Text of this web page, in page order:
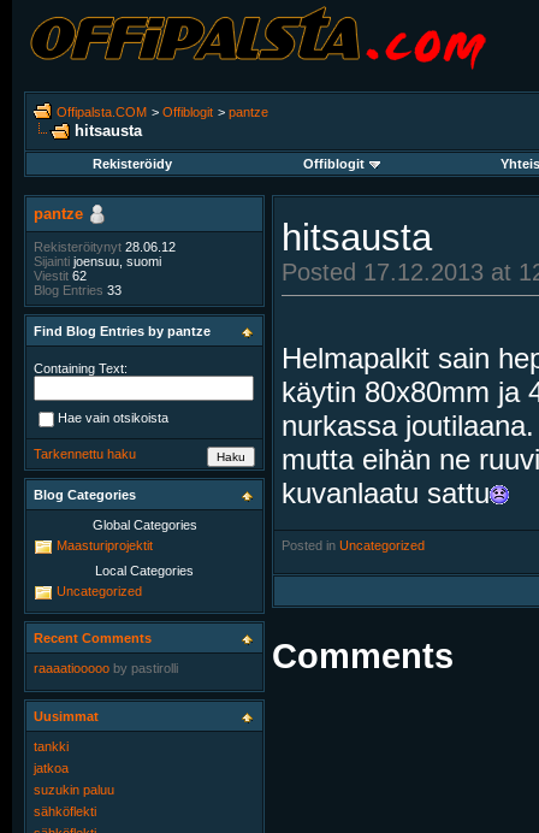
Offipalsta.COM > Offiblogit > pantze
hitsausta
Rekisteröidy Offiblogit
hitsausta
Posted 17.12.2013 at
Helmapalkit sain
käytin 80x80mm ja
nurkassa
mutta eihän ne
kuvanlaatu sattu
Posted in Uncategorized
Comments
pantze
Rekisteröitynyt 28.06.12
Sijainti joensuu, suomi
Viestit 62
Blog Entries 33
Find Blog Entries by pantze
Containing Text:
Hae vain otsikoista
Tarkennettu haku
Blog Categories
Global Categories
Maasturiprojektit
Local Categories
Uncategorized
Recent Comments
raaaatiooooo by pastirolli
Uusimmat
tankki
jatkoa
suzukin paluu
sähköflekti